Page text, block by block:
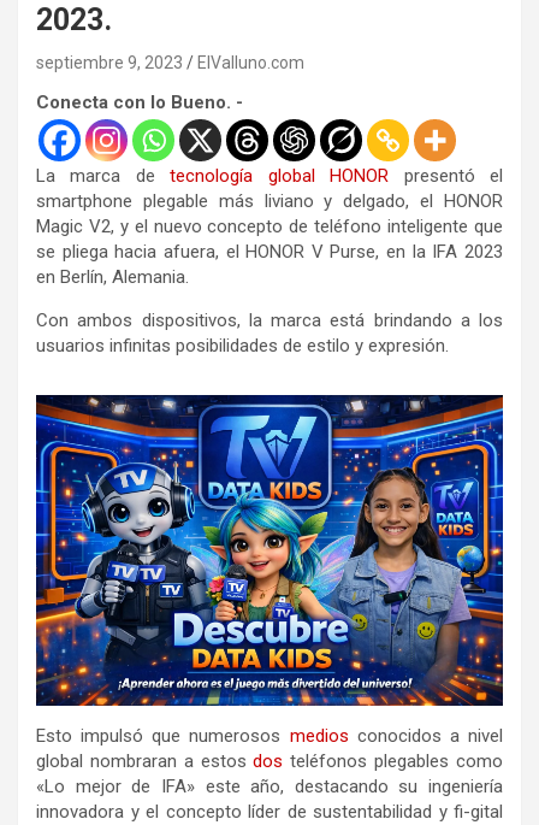
2023.
septiembre 9, 2023 ElValluno.com
Conecta con lo Bueno. -
La marca detecnología global HONOR presentó el
smartphone plegable más liviano y delgado, el HONOR
Magic V2, y el nuevo concepto de teléfono inteligente que
se pliega hacia afuera, el HONOR V Purse, en la IFA 2023
en Berlín, Alemania.
Con ambos dispositivos, la marca está brindando a los
usuarios infinitas posibilidades de estilo y expresión.
Esto impulsó que numerosos medios conocidos a nivel
global nombraran a estosdos teléfonos plegables como
«Lo mejor de IFA» este año, destacando su ingeniería
innovadora y el concepto líder de sustentabilidad y fi-gital